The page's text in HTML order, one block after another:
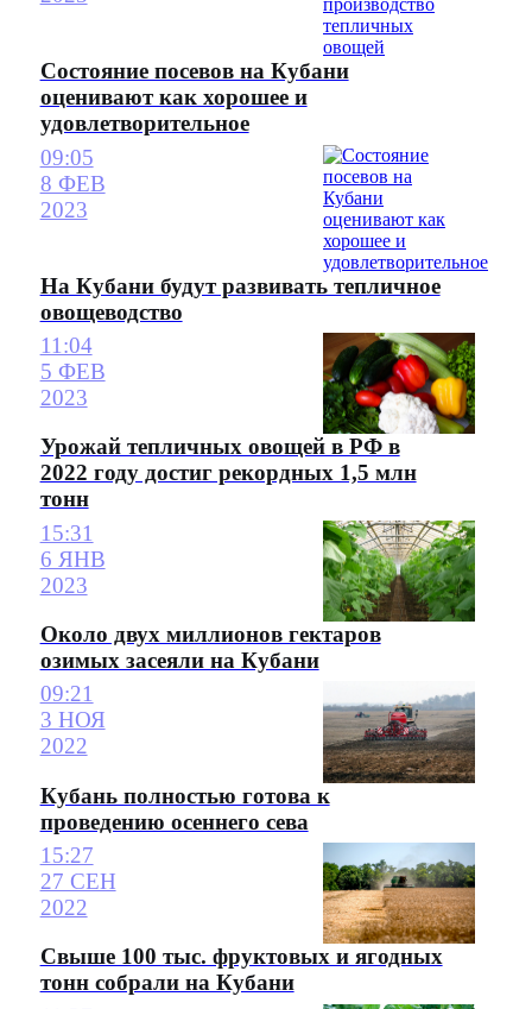
Состояние посевов на Кубани
оценивают как хорошее и
удовлетворительное
09:05
8 ФЕВ
2023
На Кубани будут развивать тепличное
овощеводство
11:04
5 ФЕВ
2023
Урожай тепличных овощей в РФ в
2022 году достиг рекордных 1,5 млн
тонн
15:31
6 ЯНВ
2023
Около двух миллионов гектаров
озимых засеяли на Кубани
09:21
3 НОЯ
2022
Кубань полностью готова к
проведению осеннего сева
15:27
27 СЕН
2022
Свыше 100 тыс. фруктовых и ягодных
тонн собрали на Кубани